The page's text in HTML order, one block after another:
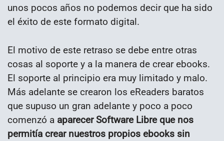
unos pocos años no podemos decir que ha sido
el éxito de este formato digital.
El motivo de este retraso se debe entre otras
cosas al soporte y a la manera de crear ebooks.
El soporte al principio era muy limitado y malo.
Más adelante se crearon los eReaders baratos
que supuso un gran adelante y poco a poco
comenzó a aparecer Software Libre que nos
permitía crear nuestros propios ebooks sin